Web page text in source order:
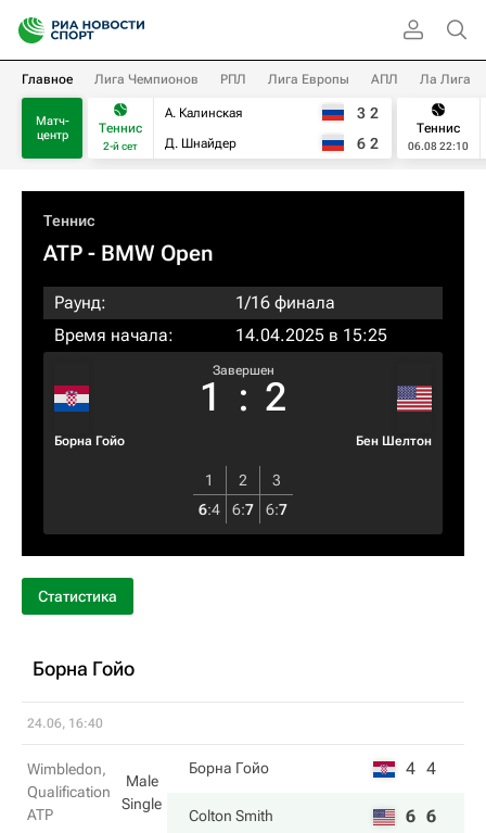
Главное Лига Чемпионов РПЛ Лига Европы АПЛ Ла Лига
Матч-
центр
Теннис
2-й сет
А. Калинская
Д. Шнайдер
3 2
6 2
Теннис
06.08 22:10
Теннис
ATP - BMW Open
Раунд:
1/16 финала
Время начала:
14.04.2025 в 15:25
Борна Гойо
Завершен
1 : 2
Бен Шелтон
1 2
3
6:4 6:7 6:7
Статистика
Борна Гойо
24.06, 16:40
Wimbledon,
Qualification
ATP
Male
Single
Борна Гойо 4 4
Colton Smith 6 6